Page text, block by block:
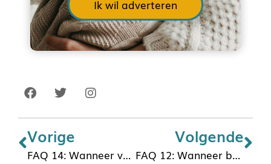
Ik wil adverteren
Vorige
FAQ 14: Wanneer vervangt de bijvoeding een melkvoeding?
Volgende
FAQ 12: Wanneer beginnen met vast voedsel aanbieden?